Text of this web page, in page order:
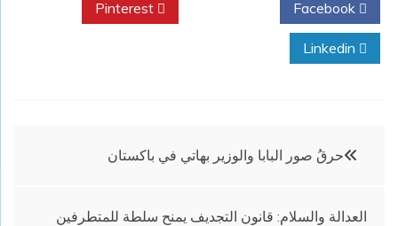
تصفّح
حرقُ صور البابا والوزير بهاتي في باكستان
العدالة والسلام: قانون التجديف يمنح سلطة للمتطرفين